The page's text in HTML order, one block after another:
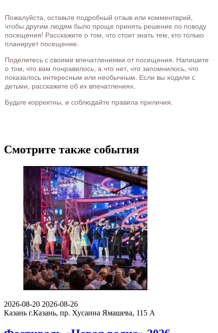
Пожалуйста, оставьте подробный отзыв или комментарий,
чтобы другим людям было проще принять решение по поводу
посещения! Расскажите о том, что стоит знать тем, кто только
планирует посещение.
Поделитесь с своими впечатлениями от посещения. Напишите
о том, что вам понравилось, а что нет, что запомнилось, что
показалось интересным или необычным. Если вы ходили с
детьми, расскажите об их впечатлениях.
Будьте корректны, и соблюдайте правила приличия.
Смотрите также события
2026-08-20 2026-08-26
Казань г.Казань, пр. Хусаина Ямашева, 115 A